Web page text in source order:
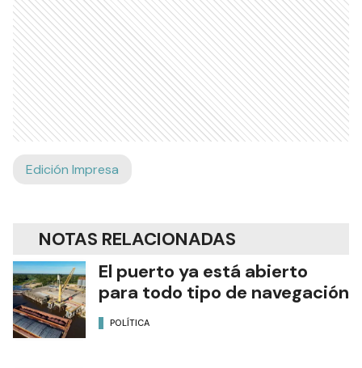
Edición Impresa
NOTAS RELACIONADAS
El puerto ya está abierto
para todo tipo de navegación
POLÍTICA